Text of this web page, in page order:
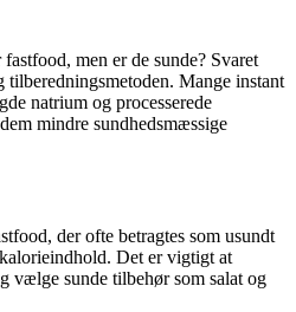
men er de sunde? Svaret
Mange instant
natrium og processerede
mindre sundhedsmæssige
der ofte betragtes som usundt
Det er vigtigt at
vælge sunde tilbehør som salat og